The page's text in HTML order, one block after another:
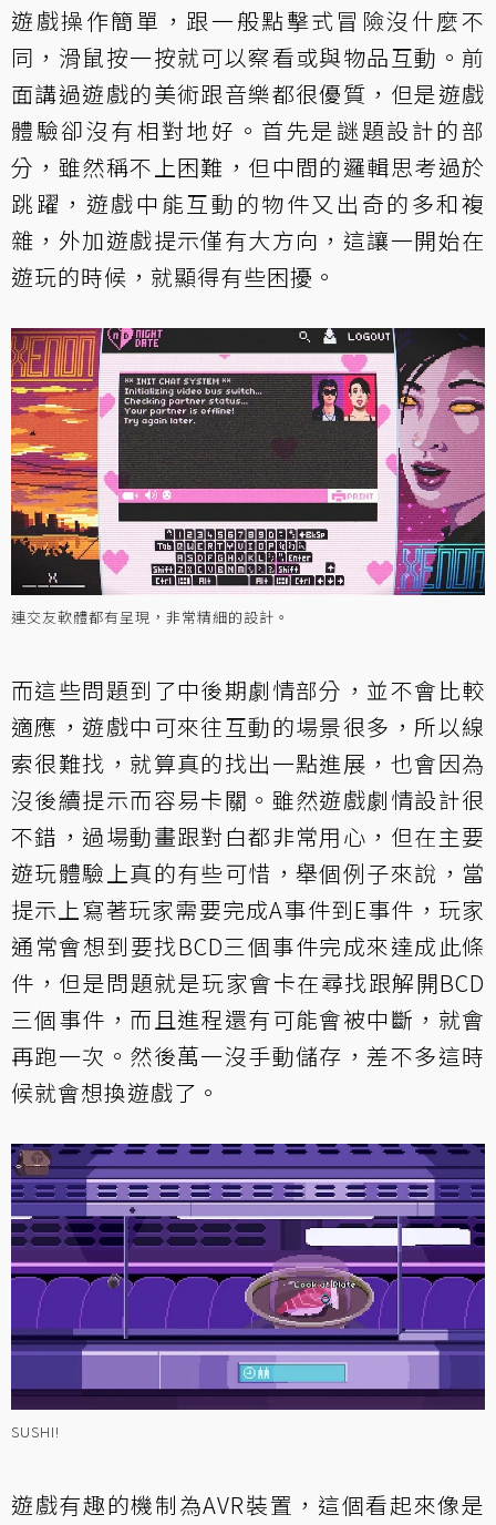
遊戲操作簡單，跟一般點擊式冒險沒什麼不
同，滑鼠按一按就可以察看或與物品互動。前
面講過遊戲的美術跟音樂都很優質，但是遊戲
體驗卻沒有相對地好。首先是謎題設計的部
分，雖然稱不上困難，但中間的邏輯思考過於
跳躍，遊戲中能互動的物件又出奇的多和複
雜，外加遊戲提示僅有大方向，這讓一開始在
遊玩的時候，就顯得有些困擾。
連交友軟體都有呈現，非常精細的設計。
而這些問題到了中後期劇情部分，並不會比較
適應，遊戲中可來往互動的場景很多，所以線
索很難找，就算真的找出一點進展，也會因為
沒後續提示而容易卡關。雖然遊戲劇情設計很
不錯，過場動畫跟對白都非常用心，但在主要
遊玩體驗上真的有些可惜，舉個例子來說，當
提示上寫著玩家需要完成A事件到E事件，玩家
通常會想到要找BCD三個事件完成來達成此條
件，但是問題就是玩家會卡在尋找跟解開BCD
三個事件，而且進程還有可能會被中斷，就會
再跑一次。然後萬一沒手動儲存，差不多這時
候就會想換遊戲了。
SUSHI!
遊戲有趣的機制為AVR裝置，這個看起來像是